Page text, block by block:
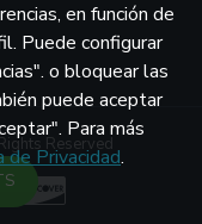
Reserved
en función de
Puede configurar
o bloquear las
puede aceptar
Para más
de Privacidad.